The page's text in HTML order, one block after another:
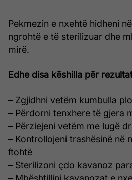
Pekmezin e nxehtë hidheni
ngrohtë e të sterilizuar dhe
mirë.
Edhe disa këshilla për
– Zgjidhni vetëm kumbulla
– Përdorni tenxhere të gjera
– Përziejeni vetëm me lugë
– Kontrollojeni trashësinë në
ftohtë
– Sterilizoni çdo kavanoz